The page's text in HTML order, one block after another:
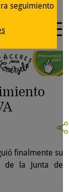
seguimiento
finalmente su
de la Junta de